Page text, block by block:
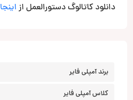
دانلود کاتالوگ دستورالعمل ازاینجا
برند آمپلی فایر
کلاس آمپلی فایر